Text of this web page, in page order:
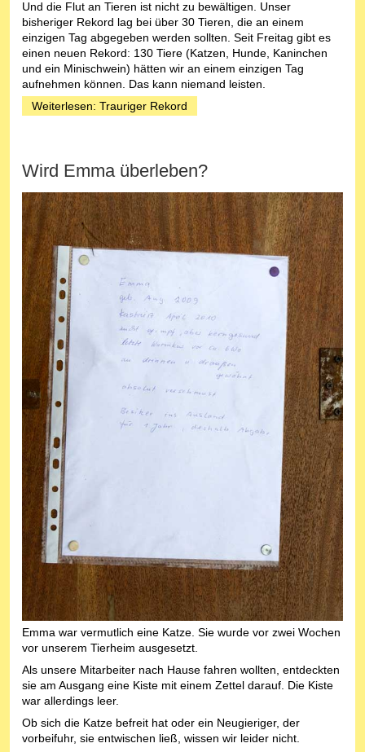
Und die Flut an Tieren ist nicht zu bewältigen. Unser
bisheriger Rekord lag bei über 30 Tieren, die an einem
einzigen Tag abgegeben werden sollten. Seit Freitag gibt es
einen neuen Rekord: 130 Tiere (Katzen, Hunde, Kaninchen
und ein Minischwein) hätten wir an einem einzigen Tag
aufnehmen können. Das kann niemand leisten.
Weiterlesen: Trauriger Rekord
Wird Emma überleben?
Emma war vermutlich eine Katze. Sie wurde vor zwei Wochen
vor unserem Tierheim ausgesetzt.
Als unsere Mitarbeiter nach Hause fahren wollten, entdeckten
sie am Ausgang eine Kiste mit einem Zettel darauf. Die Kiste
war allerdings leer.
Ob sich die Katze befreit hat oder ein Neugieriger, der
vorbeifuhr, sie entwischen ließ, wissen wir leider nicht.